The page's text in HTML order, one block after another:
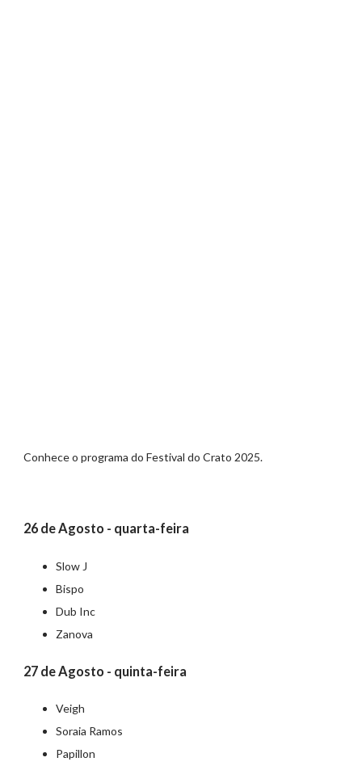
Conhece o programa do Festival do Crato 2025.
26 de Agosto - quarta-feira
Slow J
Bispo
Dub Inc
Zanova
27 de Agosto - quinta-feira
Veigh
Soraia Ramos
Papillon